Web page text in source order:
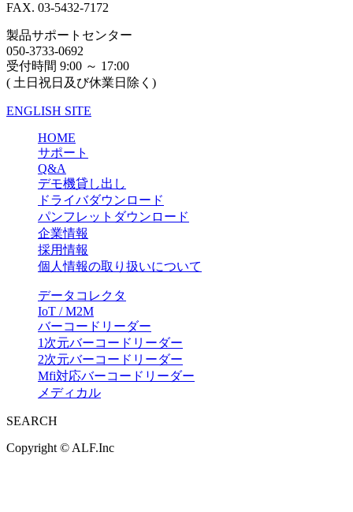
FAX. 03-5432-7172
製品サポートセンター
050-3733-0692
受付時間 9:00 ～ 17:00
( 土日祝日及び休業日除く)
ENGLISH SITE
HOME
サポート
Q&A
デモ機貸し出し
ドライバダウンロード
パンフレットダウンロード
企業情報
採用情報
個人情報の取り扱いについて
データコレクタ
IoT / M2M
バーコードリーダー
1次元バーコードリーダー
2次元バーコードリーダー
Mfi対応バーコードリーダー
メディカル
SEARCH
Copyright © ALF.Inc